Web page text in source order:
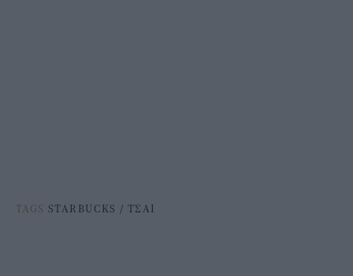
TAGS STARBUCKS / ΤΣΑΙ